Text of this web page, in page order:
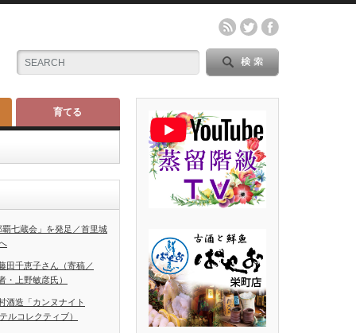
育てる
七蔵会」を発足／首里城
田千恵子さん（寄稿／
・上野敏彦氏）
酒造「カンヌナイト
ルコレクティブ）